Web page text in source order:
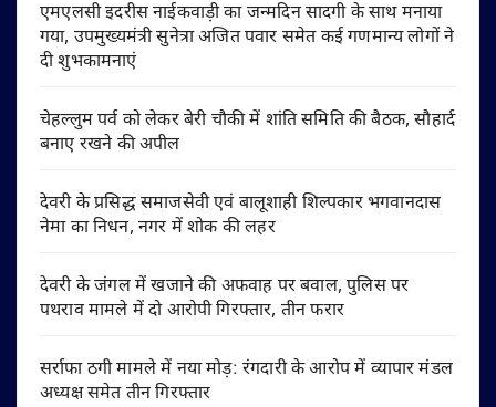
एमएलसी इदरीस नाईकवाड़ी का जन्मदिन सादगी के साथ मनाया
गया, उपमुख्यमंत्री सुनेत्रा अजित पवार समेत कई गणमान्य लोगों ने
दी शुभकामनाएं
चेहल्लुम पर्व को लेकर बेरी चौकी में शांति समिति की बैठक, सौहार्द
बनाए रखने की अपील
देवरी के प्रसिद्ध समाजसेवी एवं बालूशाही शिल्पकार भगवानदास
नेमा का निधन, नगर में शोक की लहर
देवरी के जंगल में खजाने की अफवाह पर बवाल, पुलिस पर
पथराव मामले में दो आरोपी गिरफ्तार, तीन फरार
सर्राफा ठगी मामले में नया मोड़: रंगदारी के आरोप में व्यापार मंडल
अध्यक्ष समेत तीन गिरफ्तार